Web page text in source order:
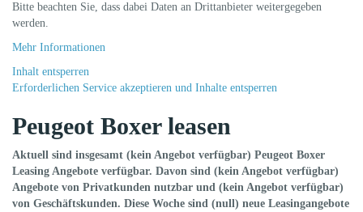
Bitte beachten Sie, dass dabei Daten an Drittanbieter weitergegeben
werden.
Mehr Informationen
Inhalt entsperren
Erforderlichen Service akzeptieren und Inhalte entsperren
Peugeot Boxer leasen
Aktuell sind insgesamt (kein Angebot verfügbar) Peugeot Boxer
Leasing Angebote verfügbar. Davon sind (kein Angebot verfügbar)
Angebote von Privatkunden nutzbar und (kein Angebot verfügbar)
von Geschäftskunden. Diese Woche sind (null) neue Leasingangebote